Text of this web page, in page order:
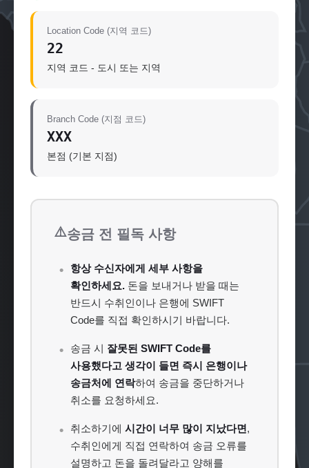
Location Code (지역 코드)
22
지역 코드 - 도시 또는 지역
Branch Code (지점 코드)
XXX
본점 (기본 지점)
⚠️송금 전 필독 사항
항상 수신자에게 세부 사항을
확인하세요. 돈을 보내거나 받을 때는
반드시 수취인이나 은행에 SWIFT
Code를 직접 확인하시기 바랍니다.
송금 시 잘못된 SWIFT Code를
사용했다고 생각이 들면 즉시 은행이나
송금처에 연락하여 송금을 중단하거나
취소를 요청하세요.
취소하기에 시간이 너무 많이 지났다면,
수취인에게 직접 연락하여 송금 오류를
설명하고 돈을 돌려달라고 양해를